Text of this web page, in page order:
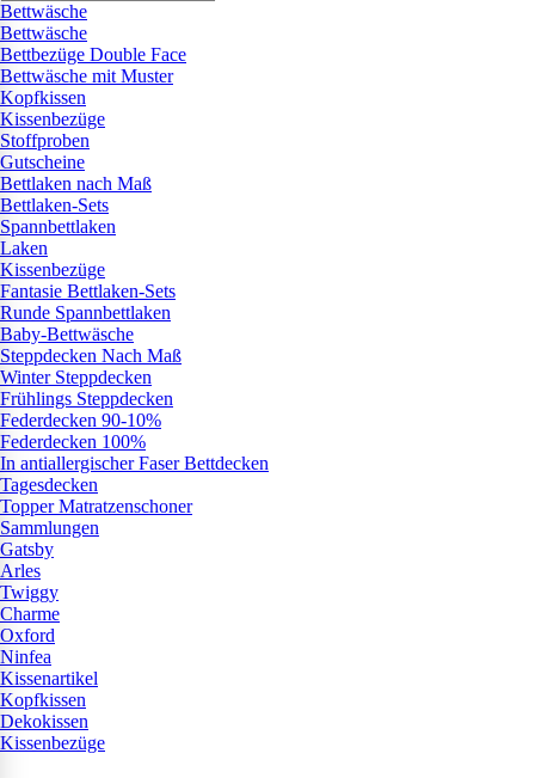
Bettwäsche
Bettwäsche
Bettbezüge Double Face
Bettwäsche mit Muster
Kopfkissen
Kissenbezüge
Stoffproben
Gutscheine
Bettlaken nach Maß
Bettlaken-Sets
Spannbettlaken
Laken
Kissenbezüge
Fantasie Bettlaken-Sets
Runde Spannbettlaken
Baby-Bettwäsche
Steppdecken Nach Maß
Winter Steppdecken
Frühlings Steppdecken
Federdecken 90-10%
Federdecken 100%
In antiallergischer Faser Bettdecken
Tagesdecken
Topper Matratzenschoner
Sammlungen
Gatsby
Arles
Twiggy
Charme
Oxford
Ninfea
Kissenartikel
Kopfkissen
Dekokissen
Kissenbezüge